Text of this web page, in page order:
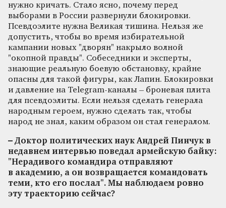
нужно кричать. Стало ясно, почему перед
выборами в России развернули блокировки.
Псевдоэлите нужна Великая тишина. Нельзя же
допустить, чтобы во время избирательной
кампании новых "дворян" накрыло волной
"окопной правды". Собеседники и эксперты,
знающие реальную боевую обстановку, крайне
опасны для такой фигуры, как Лапин. Блокировки
и давление на Telegram-каналы – броневая плита
для псевдоэлиты. Если нельзя сделать генерала
народным героем, нужно сделать так, чтобы
народ не знал, каким образом он стал генералом.
– Доктор политических наук Андрей Пинчук в
недавнем интервью поведал армейскую байку:
"Нерадивого командира отправляют
в академию, а он возвращается командовать
теми, кто его послал". Мы наблюдаем ровно
эту траекторию сейчас?